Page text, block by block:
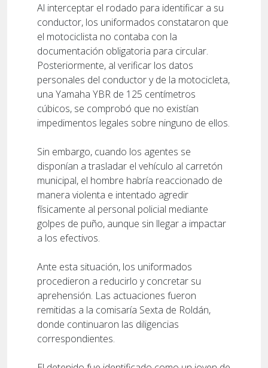
Al interceptar el rodado para identificar a su
conductor, los uniformados constataron que
el motociclista no contaba con la
documentación obligatoria para circular.
Posteriormente, al verificar los datos
personales del conductor y de la motocicleta,
una Yamaha YBR de 125 centímetros
cúbicos, se comprobó que no existían
impedimentos legales sobre ninguno de ellos.
Sin embargo, cuando los agentes se
disponían a trasladar el vehículo al carretón
municipal, el hombre habría reaccionado de
manera violenta e intentado agredir
físicamente al personal policial mediante
golpes de puño, aunque sin llegar a impactar
a los efectivos.
Ante esta situación, los uniformados
procedieron a reducirlo y concretar su
aprehensión. Las actuaciones fueron
remitidas a la comisaría Sexta de Roldán,
donde continuaron las diligencias
correspondientes.